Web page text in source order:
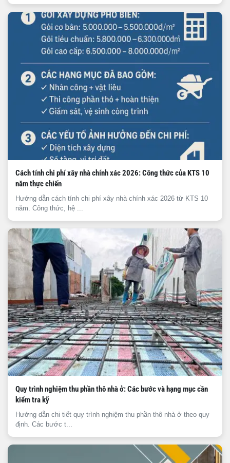
Cách tính chi phí xây nhà chính xác 2026: Công thức của KTS 10
năm thực chiến
Hướng dẫn cách tính chi phí xây nhà chính xác 2026 từ KTS 10
năm. Công thức, hệ ...
Quy trình nghiệm thu phần thô nhà ở: Các bước và hạng mục cần
kiểm tra kỹ
Hướng dẫn chi tiết quy trình nghiệm thu phần thô nhà ở theo quy
định. Các bước t...